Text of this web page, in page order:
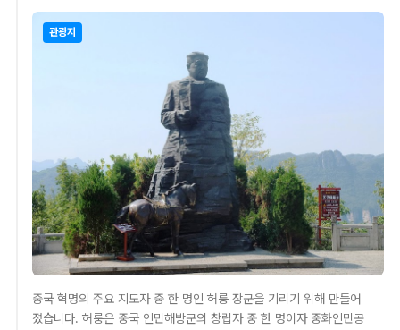
관광지
중국 혁명의 주요 지도자 중 한 명인 허룽 장군을 기리기 위해 만들어
졌습니다. 허룽은 중국 인민해방군의 창립자 중 한 명이자 중화인민공